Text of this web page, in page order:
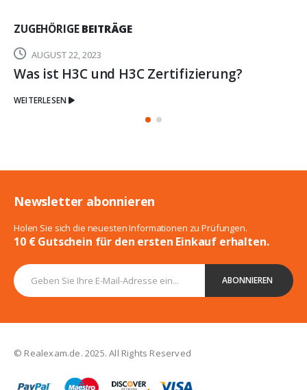
ZUGEHÖRIGEBEITRÄGE
AUGUST 22, 2023
Was ist H3C und H3C Zertifizierung?
WEITERLESEN
Newsletter abonnieren
Holen Sie sich die neuesten Informationen zu Prüfungen.
10 € Gutschein für den ersten Einkauf erhalten.
© Realexam.de. 2025. All Rights Reserved